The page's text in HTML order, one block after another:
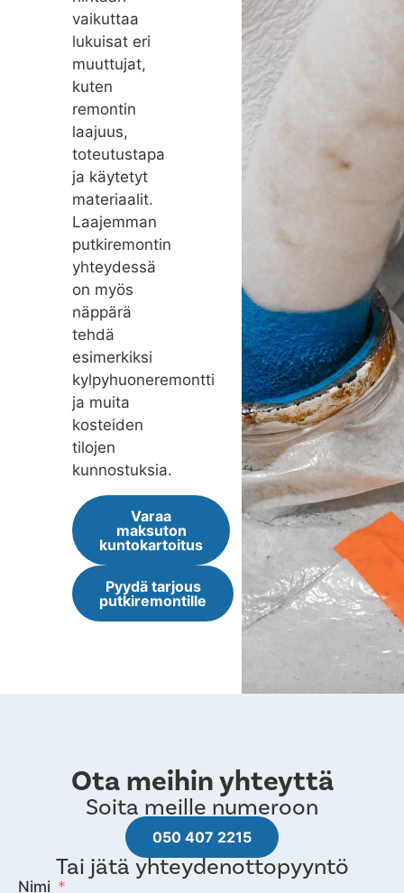
vaikuttaa
lukuisat eri
muuttujat,
kuten
remontin
laajuus,
toteutustapa
ja käytetyt
materiaalit.
Laajemman
putkiremontin
yhteydessä
on myös
näppärä
tehdä
esimerkiksi
kylpyhuoneremontti
ja muita
kosteiden
tilojen
kunnostuksia.
Varaa
maksuton
kuntokartoitus
Pyydä tarjous
putkiremontille
Ota meihin yhteyttä
Soita meille numeroon
050 407 2215
Tai jätä yhteydenottopyyntö
Nimi